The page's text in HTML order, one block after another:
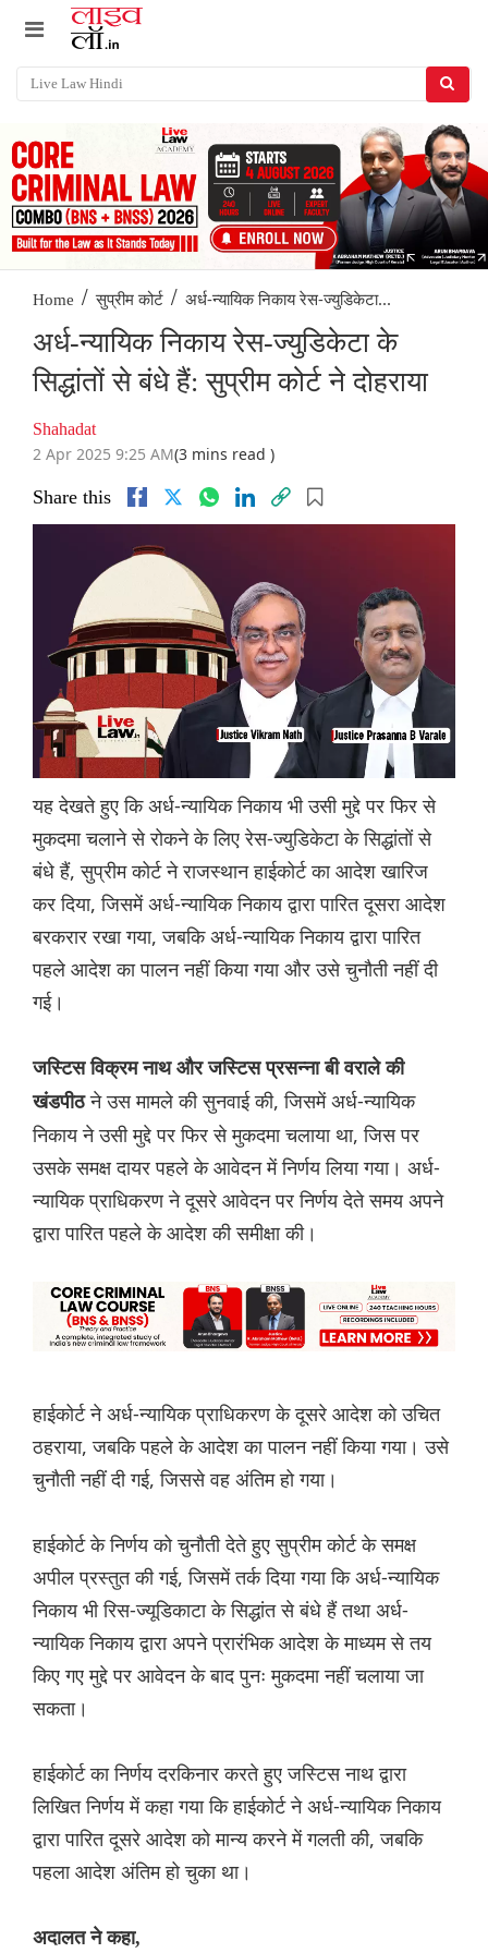
Home / सुप्रीम कोर्ट / अर्ध-न्यायिक निकाय रेस-ज्युडिकेटा...
अर्ध-न्यायिक निकाय रेस-ज्युडिकेटा के
सिद्धांतों से बंधे हैं: सुप्रीम कोर्ट ने दोहराया
Shahadat
2 Apr 2025 9:25 AM(3 mins read )
Share this
यह देखते हुए कि अर्ध-न्यायिक निकाय भी उसी मुद्दे पर फिर से
मुकदमा चलाने से रोकने के लिए रेस-ज्युडिकेटा के सिद्धांतों से
बंधे हैं, सुप्रीम कोर्ट ने राजस्थान हाईकोर्ट का आदेश खारिज
कर दिया, जिसमें अर्ध-न्यायिक निकाय द्वारा पारित दूसरा आदेश
बरकरार रखा गया, जबकि अर्ध-न्यायिक निकाय द्वारा पारित
पहले आदेश का पालन नहीं किया गया और उसे चुनौती नहीं दी
गई।
जस्टिस विक्रम नाथ और जस्टिस प्रसन्ना बी वराले की
खंडपीठने उस मामले की सुनवाई की, जिसमें अर्ध-न्यायिक
निकाय ने उसी मुद्दे पर फिर से मुकदमा चलाया था, जिस पर
उसके समक्ष दायर पहले के आवेदन में निर्णय लिया गया। अर्ध-
न्यायिक प्राधिकरण ने दूसरे आवेदन पर निर्णय देते समय अपने
द्वारा पारित पहले के आदेश की समीक्षा की।
हाईकोर्ट ने अर्ध-न्यायिक प्राधिकरण के दूसरे आदेश को उचित
ठहराया, जबकि पहले के आदेश का पालन नहीं किया गया। उसे
चुनौती नहीं दी गई, जिससे वह अंतिम हो गया।
हाईकोर्ट के निर्णय को चुनौती देते हुए सुप्रीम कोर्ट के समक्ष
अपील प्रस्तुत की गई, जिसमें तर्क दिया गया कि अर्ध-न्यायिक
निकाय भी रिस-ज्यूडिकाटा के सिद्धांत से बंधे हैं तथा अर्ध-
न्यायिक निकाय द्वारा अपने प्रारंभिक आदेश के माध्यम से तय
किए गए मुद्दे पर आवेदन के बाद पुनः मुकदमा नहीं चलाया जा
सकता।
हाईकोर्ट का निर्णय दरकिनार करते हुए जस्टिस नाथ द्वारा
लिखित निर्णय में कहा गया कि हाईकोर्ट ने अर्ध-न्यायिक निकाय
द्वारा पारित दूसरे आदेश को मान्य करने में गलती की, जबकि
पहला आदेश अंतिम हो चुका था।
अदालत ने कहा,